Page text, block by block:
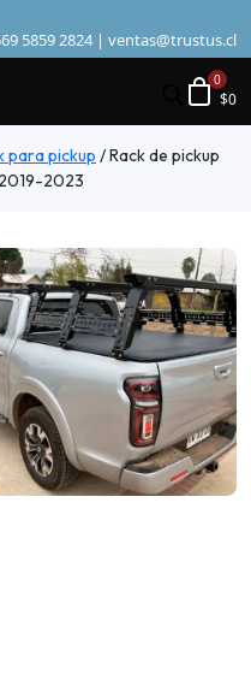
5859 2824 | ventas@trustus.cl
$0
para pickup /Rack de pickup
2023